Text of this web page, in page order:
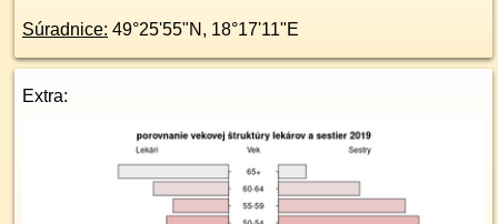
Súradnice: 49°25'55"N , 18°17'11"E
Extra: